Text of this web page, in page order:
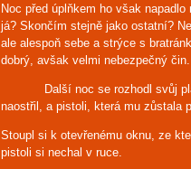
Noc před úplňkem ho však
já? Skončím stejně jako ostatní?
ale alespoň sebe a strýce s
dobrý, avšak velmi nebezpečný čin.
Další noc se rozhodl svůj plán
naostřil, a pistoli, která mu zůstala
Stoupl si k otevřenému oknu, ze
pistoli si nechal v ruce.